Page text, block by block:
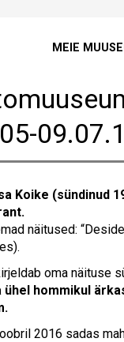
MEIE
Koike (sündinud
näitused:
oma näituse
ühel hommikul
2016 sadas